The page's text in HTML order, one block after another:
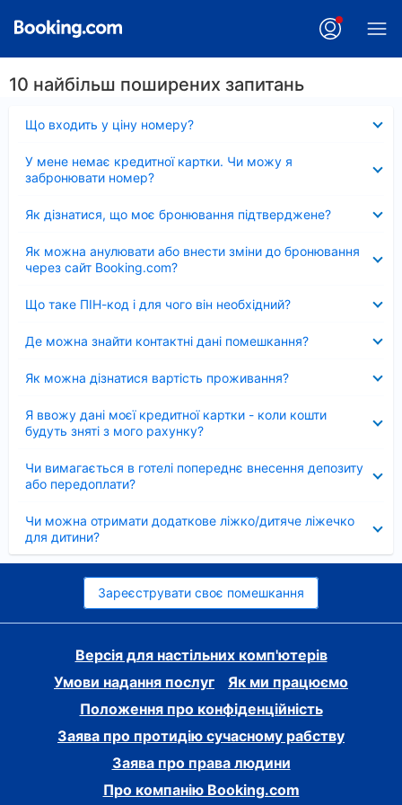
10 найбільш поширених запитань
Що входить у ціну номеру?
У мене немає кредитної картки. Чи можу я
забронювати номер?
Як дізнатися, що моє бронювання підтверджене?
Як можна анулювати або внести зміни до бронювання
через сайт Booking.com?
Що таке ПІН-код і для чого він необхідний?
Де можна знайти контактні дані помешкання?
Як можна дізнатися вартість проживання?
Я ввожу дані моєї кредитної картки - коли кошти
будуть зняті з мого рахунку?
Чи вимагається в готелі попереднє внесення депозиту
або передоплати?
Чи можна отримати додаткове ліжко/дитяче ліжечко
для дитини?
Зареєструвати своє помешкання
Версія для настільних комп'ютерів
Умови надання послуг
Як ми працюємо
Положення про конфіденційність
Заява про протидію сучасному рабству
Заява про права людини
Про компанію Booking.com